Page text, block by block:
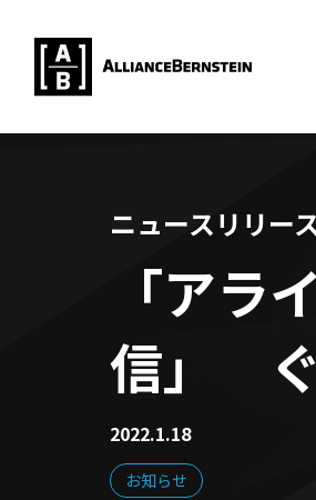
ニュースリリー
「ア
信」 ぐ
2022.1.18
お知らせ